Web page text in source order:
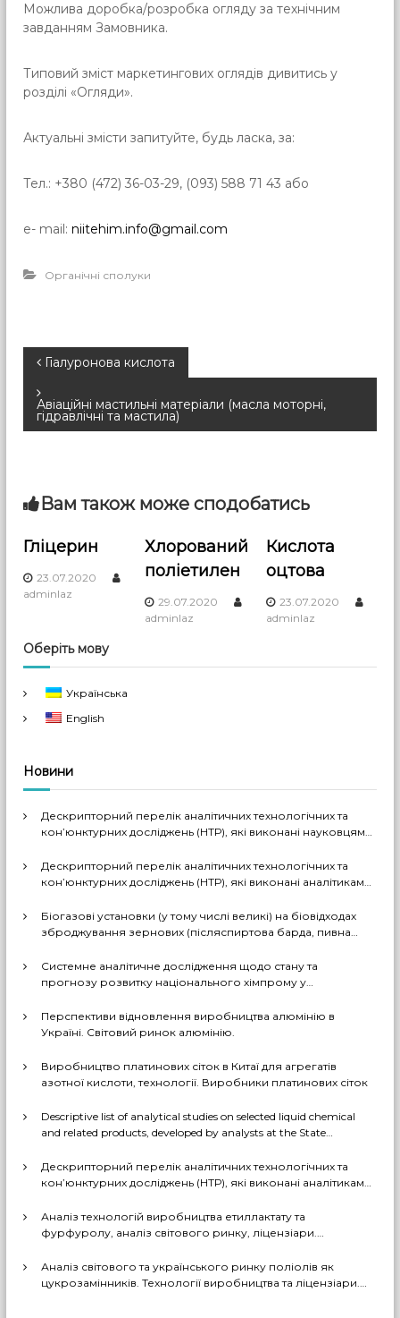
Можлива доробка/розробка огляду за технічним
завданням Замовника.
Типовий зміст маркетингових оглядів дивитись у
розділі «Огляди».
Актуальні змісти запитуйте, будь ласка, за:
Тел.: +380 (472) 36-03-29, (093) 588 71 43 або
e- mail:niitehim.info@gmail.com
Органічні сполуки
Н
а
а
ц
і
я
з
а
п
і
в
Гіалуронова кислота
Авіаційні мастильні матеріали (масла моторні,
гідравлічні та мастила)
Вам також може сподобатись
Гліцерин
23.07.2020
adminlaz
Хлорований
поліетилен
29.07.2020
adminlaz
Кислота
оцтова
23.07.2020
adminlaz
Оберіть мову
Українська
English
Новини
Дескрипторний перелік аналітичних технологічних та
кон’юнктурних досліджень (НТР), які виконані науковцями
Дескрипторний перелік аналітичних технологічних та
кон’юнктурних досліджень (НТР), які виконані аналітиками
Біогазові установки (у тому числі великі) на біовідходах
зброджування зернових (післяспиртова барда, пивна
рішення, комерціалізовані технології, комбіновані схеми
з отриманням проміжних і товарних продуктів (очищений
добрива тощо). Перспективи комерційного
впровадження цих технологій в Україні
Системне аналітичне дослідження щодо стану та
прогнозу розвитку національного хімпрому у
декількома можливими сценаріями
Перспективи відновлення виробництва алюмінію в
Україні. Світовий ринок алюмінію.
Виробництво платинових сіток в Китаї для агрегатів
азотної кислоти, технології. Виробники платинових сіток
Descriptive list of analytical studies on selected liquid chemical
and related products, developed by analysts at the State
Economic Information in the Chemical Industry» in 2023-2025
(EN version)
Дескрипторний перелік аналітичних технологічних та
кон’юнктурних досліджень (НТР), які виконані аналітиками
Аналіз технологій виробництва етиллактату та
фурфуролу, аналіз світового ринку, ліцензіари.
Україні
Аналіз світового та українського ринку поліолів як
цукрозамінників. Технології виробництва та ліцензіари.